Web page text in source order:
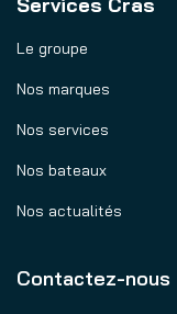
Services Cras
Le groupe
Nos marques
Nos services
Nos bateaux
Nos actualités
Contactez-nous